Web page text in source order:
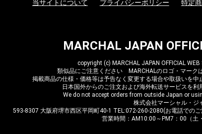
当サイトについて プライバシーポリシー 特定
MARCHAL JAPAN
copyright (c) MARCHAL JAPAN OFFICIAL
類似品にご注意ください MARCHALのロゴ・マーク
掲載商品の仕様・価格等は予告なく変更する場合や取扱いを
日本国外からのご注文および海外転送サービスを利
We do not accept orders from outside Japan or
株式会社マーシャル・ジ
593-8307 大阪府堺市西区平岡町40-1 TEL:072-260-2080(お電話での
営業時間：AM10:00～PM7：00（土